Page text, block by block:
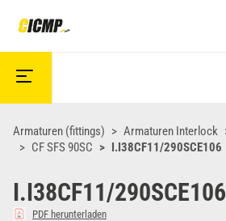
Armaturen (fittings) Armaturen Interlock
CF SFS 90SC
I.I38CF11/290SCE106
I.I38CF11/290SCE106
PDF herunterladen